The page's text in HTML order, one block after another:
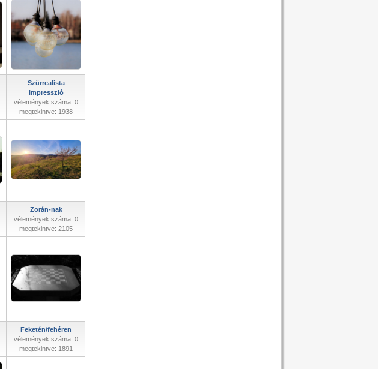
Szürrealista
impresszió
vélemények száma: 0
megtekintve: 1938
Zorán-nak
vélemények száma: 0
megtekintve: 2105
Feketén/fehéren
vélemények száma: 0
megtekintve: 1891